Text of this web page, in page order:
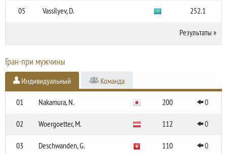
05 Vassilyev, D. 252.1
Результаты »
Гран-при мужчины
Индивидуальный Команда
01 Nakamura, N. 200 0
02 Woergoetter, M. 112 0
03 Deschwanden, G. 110 0